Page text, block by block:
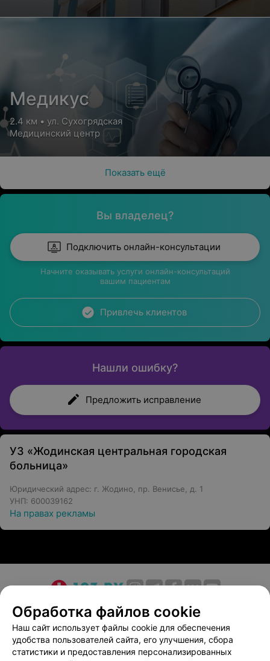
Медикус
2.4 км • ул. Сухогрядская
Медицинский центр
Показать ещё
Вы владелец?
Подключить онлайн-консультации
Начните оказывать услуги онлайн-консультаций
вашим пациентам
Привлечь клиентов
Нашли ошибку?
Предложить исправление
УЗ «Жодинская центральная городская
больница»
Юридический адрес: г. Жодино, пр. Венисье, д. 1
УНП: 600039162
На правах рекламы
О проекте Новости проекта
Размещение рекламы
Медицинский маркетинг
Публичный договор
Пользовательское соглашение
Способы оплаты
Вакансии
Партнеры
Обработка файлов cookie
Наш сайт использует файлы cookie для обеспечения
удобства пользователей сайта, его улучшения, сбора
статистики и предоставления персонализированных